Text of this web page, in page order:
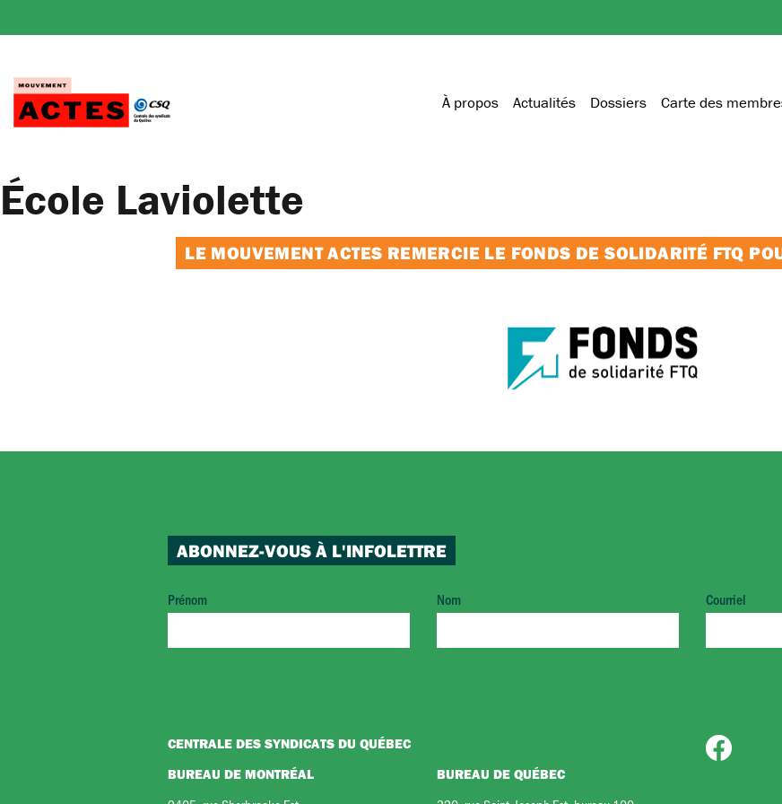
au
À propos Actualités Dossiers Carte des
École Laviolette
LE MOUVEMENT ACTES REMERCIE LE FONDS DE SOLIDARITÉ FTQ
ABONNEZ-VOUS À L'INFOLETTRE
Prénom Nom Courriel
CENTRALE DES SYNDICATS DU QUÉBEC
BUREAU DE MONTRÉAL
BUREAU DE QUÉBEC